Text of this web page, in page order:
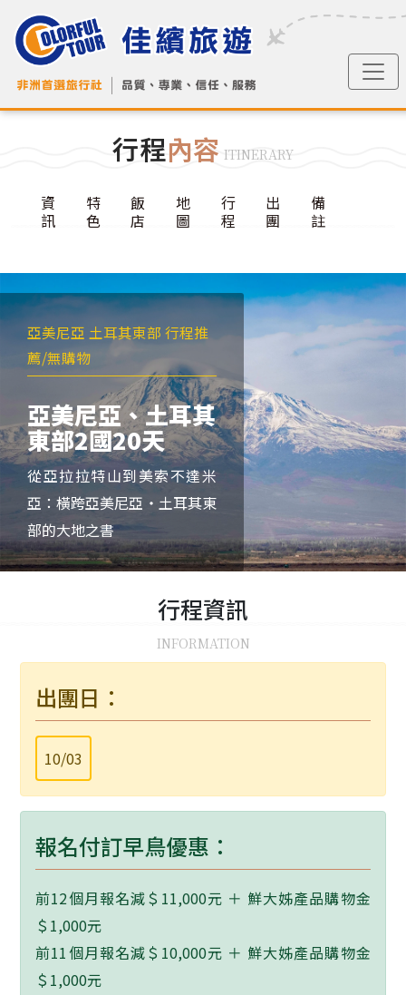
行程內容 ITINERARY
資
訊
特
色
飯
店
地
圖
行
程
出
團
備
註
亞美尼亞 土耳其東部 行程推
薦/無購物
亞美尼亞、土耳其
東部2國20天
從亞拉拉特山到美索不達米
亞：橫跨亞美尼亞・土耳其東
部的大地之書
行程資訊
INFORMATION
出團日：
10/03
報名付訂早鳥優惠：
前12個月報名減＄11,000元 ＋ 鮮大姊產品購物金
＄1,000元
前11個月報名減＄10,000元 ＋ 鮮大姊產品購物金
＄1,000元